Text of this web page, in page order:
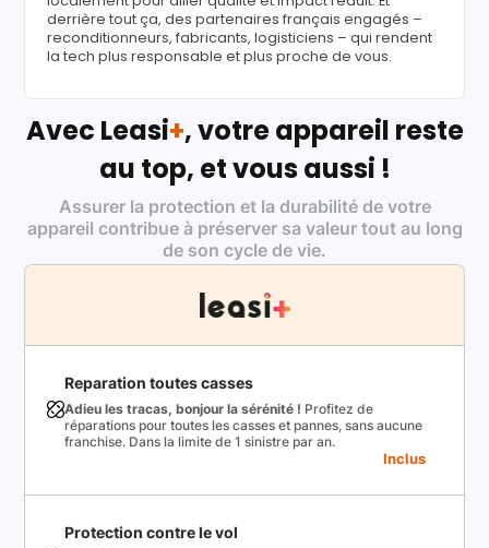
derrière tout ça, des partenaires français engagés –
reconditionneurs, fabricants, logisticiens – qui rendent
la tech plus responsable et plus proche de vous.
Avec Leasi+, votre appareil reste
au top, et vous aussi !
Assurer la protection et la durabilité de votre
appareil contribue à préserver sa valeur tout au long
de son cycle de vie.
Reparation toutes casses
Adieu les tracas, bonjour la sérénité ! Profitez de
réparations pour toutes les casses et pannes, sans aucune
franchise. Dans la limite de 1 sinistre par an.
Inclus
Protection contre le vol